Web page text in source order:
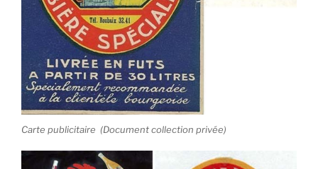
Carte publicitaire (Document collection privée)